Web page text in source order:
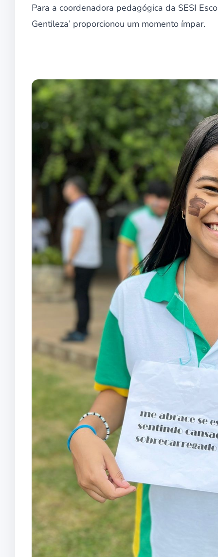
Para a coordenadora pedagógica da SESI
Gentileza’ proporcionou um momento ímpar.